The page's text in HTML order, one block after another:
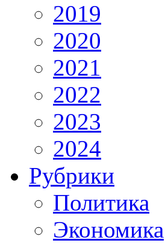
2019
2020
2021
2022
2023
2024
Рубрики
Политика
Экономика